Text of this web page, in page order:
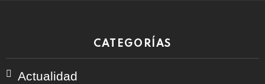
CATEGORÍAS
Actualidad